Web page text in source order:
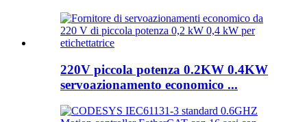
220V piccola potenza 0.2KW 0.4KW
servoazionamento economico ...